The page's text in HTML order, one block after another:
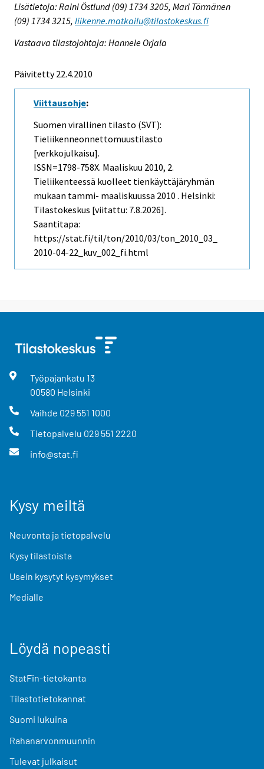
Lisätietoja: Raini Östlund (09) 1734 3205, Mari Törmänen
(09) 1734 3215, liikenne.matkailu@tilastokeskus.fi
Vastaava tilastojohtaja: Hannele Orjala
Päivitetty 22.4.2010
Viittausohje:
Suomen virallinen tilasto (SVT):
Tieliikenneonnettomuustilasto
[verkkojulkaisu].
ISSN=1798-758X. Maaliskuu 2010, 2.
Tieliikenteessä kuolleet tienkäyttäjäryhmän
mukaan tammi- maaliskuussa 2010 . Helsinki:
Tilastokeskus [viitattu: 7.8.2026].
Saantitapa:
https://stat.fi/til/ton/2010/03/ton_2010_03_
2010-04-22_kuv_002_fi.html
Työpajankatu 13
00580 Helsinki
Vaihde 029 551 1000
Tietopalvelu 029 551 2220
info@stat.fi
Kysy meiltä
Neuvonta ja tietopalvelu
Kysy tilastoista
Usein kysytyt kysymykset
Medialle
Löydä nopeasti
StatFin-tietokanta
Tilastotietokannat
Suomi lukuina
Rahanarvonmuunnin
Tulevat julkaisut